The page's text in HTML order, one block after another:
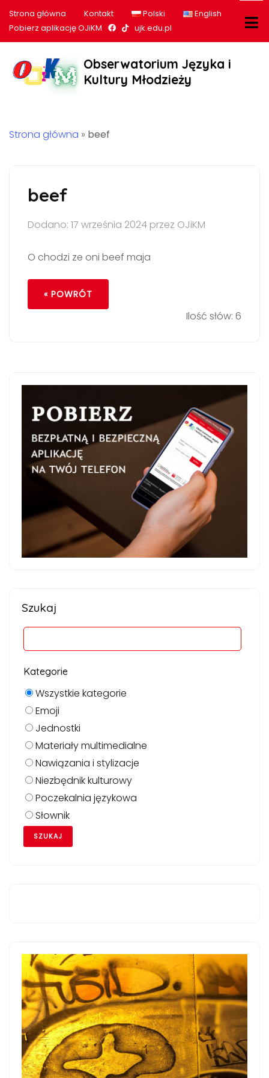
Strona główna Kontakt Polski
English
Pobierz aplikację OJiKM
Nasz profil na Facebook
Nasz profil na tiktok
ujk.edu.pl
Obserwatorium Języka i
Kultury Młodzieży
Strona główna » beef
beef
Dodano: 17 września 2024 przez OJiKM
O chodzi ze oni beef maja
« POWRÓT
Ilość słów: 6
Szukaj
Kategorie
Wszystkie kategorie
Emoji
Jednostki
Materiały multimedialne
Nawiązania i stylizacje
Niezbędnik kulturowy
Poczekalnia językowa
Słownik